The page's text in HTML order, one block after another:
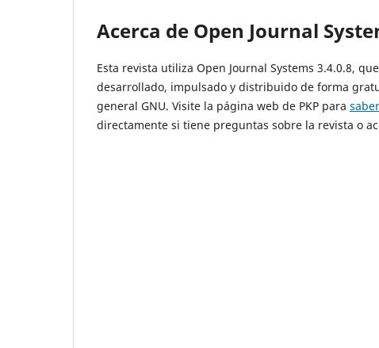
Acerca de Open Journal
Esta revista utiliza Open Journal Systems 3.4.0.8,
desarrollado, impulsado y distribuido de forma
general GNU. Visite la página web de PKP para
directamente si tiene preguntas sobre la revista o